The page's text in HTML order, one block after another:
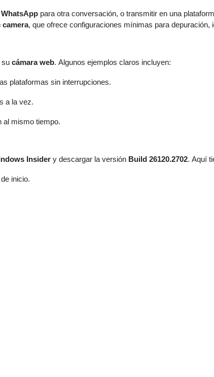
WhatsApp para otra conversación, o transmitir en una
camera, que ofrece configuraciones mínimas para
su cámara web. Algunos ejemplos claros incluyen:
plataformas sin interrupciones.
a la vez.
al mismo tiempo.
Insider y descargar la versión Build 26120.2702. Aquí
inicio.